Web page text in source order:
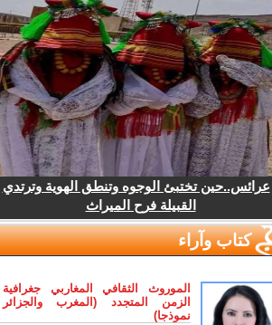
عرائس..حين تختبئ الوجوه وتنطق الهوية وترتدي
القبيلة فرح الميراث
كتاب وآراء
الموروث الثقافي المغاربي جغرافية
الزمن المتجدد (المغرب والجزائر
نموذجا)